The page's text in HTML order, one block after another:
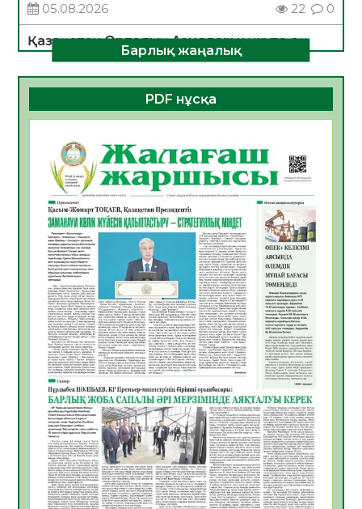
05.08.2026
22 0
Қазақстан Орталық Азиядағы көшуге ең
қолайлы ел атанды
05.08.2026
26 0
Өрт қауіпсіздігі талаптарын сақтау – әр
05.08.2026
Руслан Рүстемұлы облыс әкімінің
кеңесшісі болып тағайындалды
05.08.2026
22
Цифрландыру саласын дамыту аясында
салынатын жаңа орталықтың жобасы
талқыланды
05.08.2026
21
Алғашқы цифрлық жасанды интеллект
құралдарының таныстырылымы өтті
05.08.2026
22
Қазақстандықтардың 72,3%-ы жаңа
Құрылтай үшін дауыс беруге дайын
05.08.2026
24
ӘРБІР ДАУЫС – ҚОҒАМ ДАМУЫНА
ҚОСЫЛҒАН ҮЛЕС
05.08.2026
30
Барлық жаңалық
PDF нұсқа